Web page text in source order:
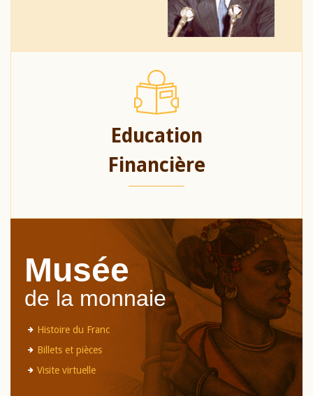
Education
Financière
Musée
de la monnaie
Histoire du Franc
Billets et pièces
Visite virtuelle